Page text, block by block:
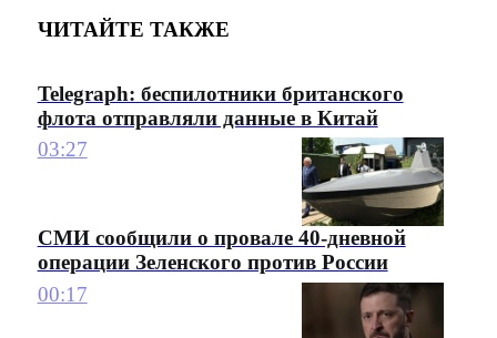
ЧИТАЙТЕ ТАКЖЕ
Telegraph: беспилотники британского
флота отправляли данные в Китай
03:27
СМИ сообщили о провале 40-дневной
операции Зеленского против России
00:17